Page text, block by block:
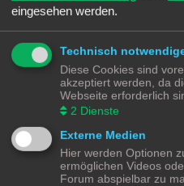
E-Mail-Adresse:
Du musst die E-Mail-Adresse angeben, die
Modellbahnforum
eingesehen werden.
Technisch
Diese Cookies sind
akzeptiert werden, da
Webseite erforderlich
2 Dienste
Externe Medien
Hier werden Optionen
ermöglichen Videos
Forum abspielbar zu